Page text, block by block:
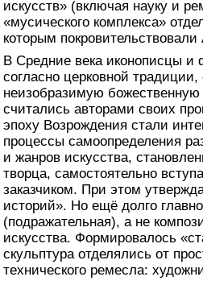
искусств» (включая науку и
«мусического комплекса»
которым
В Средние века иконописцы
согласно церковной
неизобразимую
считались авторами своих
эпоху Возрождения стали
процессы самоопределения
и жанров искусства,
творца, самостоятельно
заказчиком. При этом
историй». Но ещё долго
(подражательная), а не
искусства. Формировалось
скульптура отделялись от
технического ремесла: